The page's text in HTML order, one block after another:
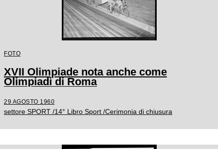
FOTO
XVII Olimpiade nota anche come
Olimpiadi di Roma
29 AGOSTO 1960
settore SPORT /14° Libro Sport /Cerimonia di chiusura